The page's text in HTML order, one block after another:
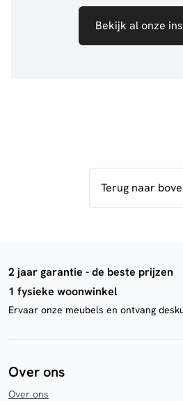
Bekijk al onze
Terug naar
2 jaar garantie - de beste prijzen
1 fysieke woonwinkel
Ervaar onze meubels en ontvang
Over ons
Over ons